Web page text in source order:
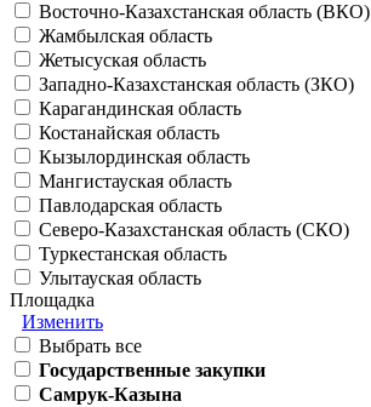
Восточно-Казахстанская область (ВКО)
Жамбылская область
Жетысуская область
Западно-Казахстанская область (ЗКО)
Карагандинская область
Костанайская область
Кызылординская область
Мангистауская область
Павлодарская область
Северо-Казахстанская область (СКО)
Туркестанская область
Улытауская область
Площадка
Изменить
Выбрать все
Государственные закупки
Самрук-Казына